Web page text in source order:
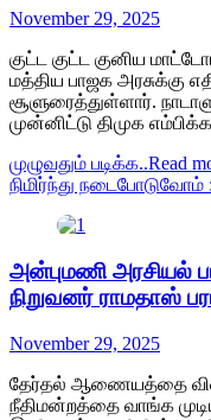
November 29, 2025
குட்ட குட்ட குனிய
மத்திய பாஜக அரசுக்கு
சூளுரைத்துள்ளார்.
முன்னிட்டு திமுக
முழுவதும் படிக்க..Read
நிமிர்ந்து
அன்புமணி அரசியல்
நிறுவனர் ராமதாஸ்
November 29, 2025
தேர்தல் ஆணையத்தை
நீதிமன்றத்தை வாங்க